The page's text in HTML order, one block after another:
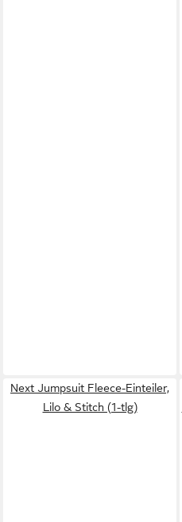
Next Jumpsuit Fleece-Einteiler,
Lilo & Stitch (1-tlg)